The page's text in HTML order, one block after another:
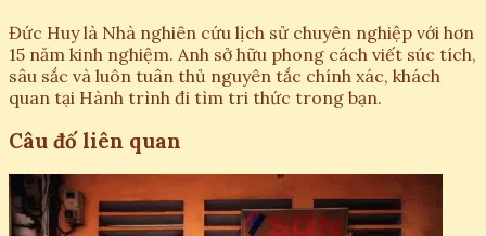
Đức Huy là Nhà nghiên cứu lịch sử chuyên nghiệp với hơn
15 năm kinh nghiệm. Anh sở hữu phong cách viết súc tích,
sâu sắc và luôn tuân thủ nguyên tắc chính xác, khách
quan tại Hành trình đi tìm tri thức trong bạn.
Câu đố liên quan